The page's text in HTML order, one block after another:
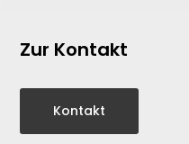
Zur Kontakt
Kontakt